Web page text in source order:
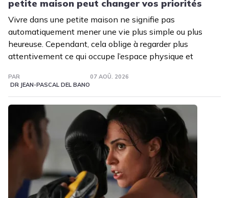
petite maison peut changer vos priorités
Vivre dans une petite maison ne signifie pas
automatiquement mener une vie plus simple ou plus
heureuse. Cependant, cela oblige à regarder plus
attentivement ce qui occupe l’espace physique et
PAR
DR JEAN-PASCAL DEL BANO
07 AOÛ. 2026